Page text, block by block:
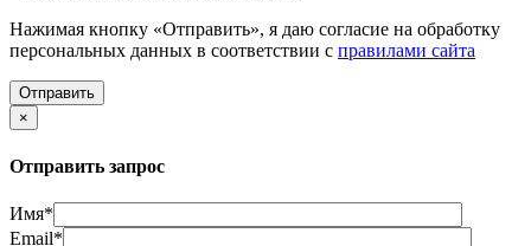
Нажимая кнопку «Отправить», я даю согласие на обработку
персональных данных в соответствии с правилами сайта
×
Отправить запрос
Имя*
Email*